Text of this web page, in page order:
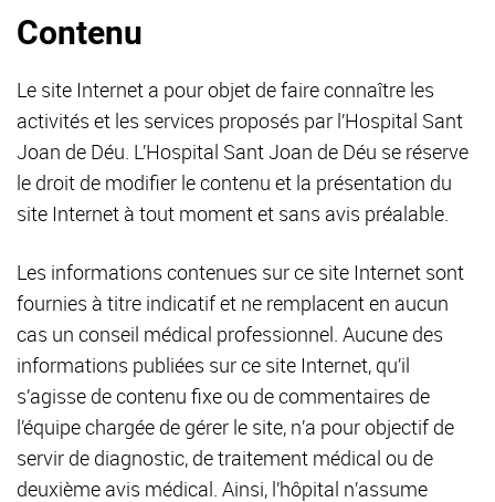
Contenu
Le site Internet a pour objet de faire connaître les
activités et les services proposés par l’Hospital Sant
Joan de Déu. L’Hospital Sant Joan de Déu se réserve
le droit de modifier le contenu et la présentation du
site Internet à tout moment et sans avis préalable.
Les informations contenues sur ce site Internet sont
fournies à titre indicatif et ne remplacent en aucun
cas un conseil médical professionnel. Aucune des
informations publiées sur ce site Internet, qu’il
s’agisse de contenu fixe ou de commentaires de
l’équipe chargée de gérer le site, n’a pour objectif de
servir de diagnostic, de traitement médical ou de
deuxième avis médical. Ainsi, l’hôpital n’assume